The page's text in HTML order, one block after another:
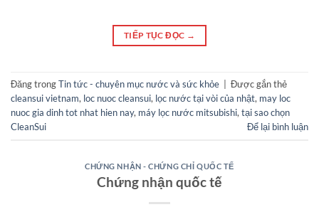
TIẾP TỤC ĐỌC →
Đăng trongTin tức - chuyên mục nước và sức khỏe
Được gắn thẻ
cleansui vietnam, loc nuoc cleansui, lọc nước tại vòi của nhật, may loc
nuoc gia dinh tot nhat hien nay, máy lọc nước mitsubishi,tại sao chọn
CleanSui
Để lại bình luận
CHỨNG NHẬN - CHỨNG CHỈ QUỐC TẾ
Chứng nhận quốc tế